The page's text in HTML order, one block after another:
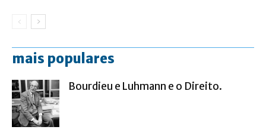
mais populares
Bourdieu e Luhmann e o Direito.